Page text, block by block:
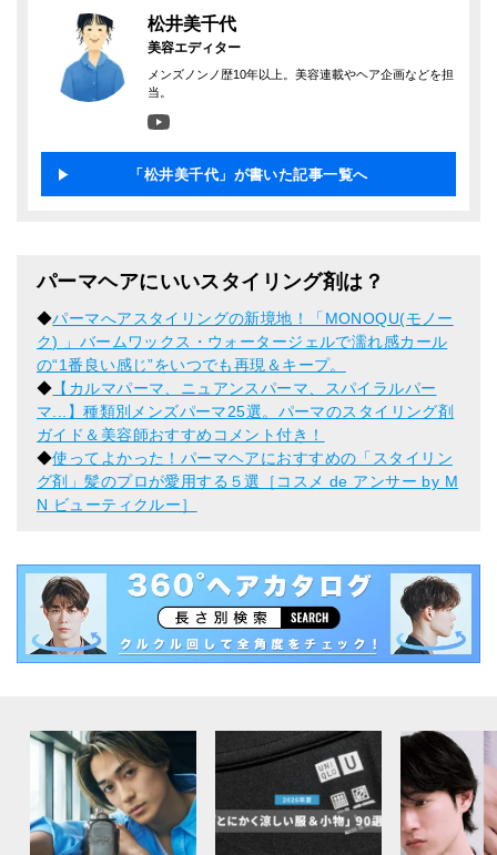
松井美千代
美容エディター
メンズノンノ歴10年以上。美容連載やヘア企画などを担
当。
「松井美千代」が書いた記事一覧へ
パーマヘアにいいスタイリング剤は？
◆パーマへアスタイリングの新境地！「MONOQU(モノー
ク) 」バームワックス・ウォータージェルで濡れ感カール
の“1番良い感じ”をいつでも再現＆キープ。
◆ 【カルマパーマ、ニュアンスパーマ、スパイラルパー
マ...】種類別メンズパーマ25選。パーマのスタイリング剤
ガイド＆美容師おすすめコメント付き！
◆使ってよかった！パーマヘアにおすすめの「スタイリン
グ剤」髪のプロが愛用する５選［コスメ de アンサー by M
N ビューティクルー］